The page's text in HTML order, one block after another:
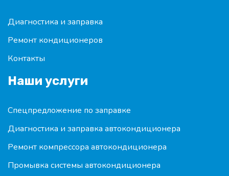
Диагностика и заправка
Ремонт кондиционеров
Контакты
Наши услуги
Спецпредложение по заправке
Диагностика и заправка автокондиционера
Ремонт компрессора автокондиционера
Промывка системы автокондиционера